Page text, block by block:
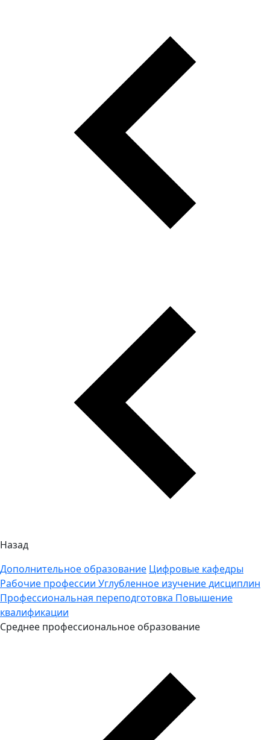
Назад
Дополнительное образование Цифровые кафедры
Рабочие профессии Углубленное изучение дисциплин
Профессиональная переподготовка Повышение
квалификации
Среднее профессиональное образование